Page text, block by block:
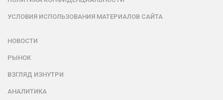
УСЛОВИЯ ИСПОЛЬЗОВАНИЯ МАТЕРИАЛОВ САЙТА
НОВОСТИ
РЫНОК
ВЗГЛЯД ИЗНУТРИ
АНАЛИТИКА